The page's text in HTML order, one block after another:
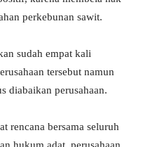
perkebunan sawit.
sudah empat kali
tersebut namun
diabaikan perusahaan.
rencana bersama seluruh